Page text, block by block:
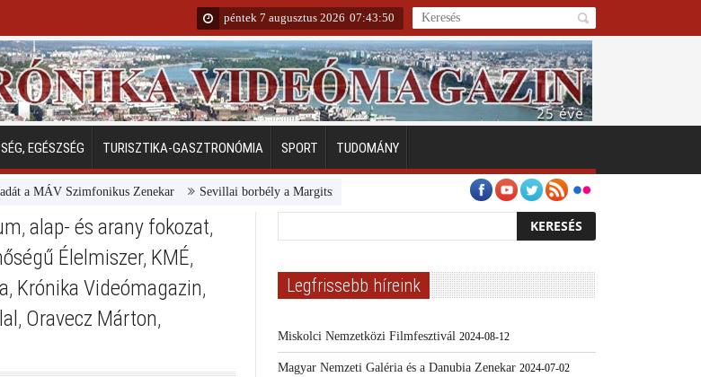
péntek 7 augusztus 2026 07:43:51
EGÉSZSÉG TURISZTIKA-GASZTRONÓMIA SPORT TUDOMÁNY
Szimfonikus Zenekar Sevillai borbély a Margitszigeten Emberarcú Egészségért díj pályázat 2024 Kertész/Kópiák
, alap- és arany fokozat,
Élelmiszer, KMÉ,
, Krónika Videómagazin,
, Oravecz Márton,
Legfrissebb híreink
Miskolci Nemzetközi Filmfesztivál 2024-08-12
Magyar Nemzeti Galéria és a Danubia Zenekar 2024-07-02